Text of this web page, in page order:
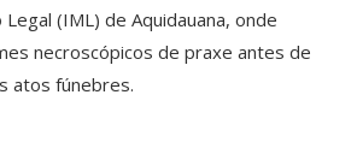
(IML) de Aquidauana, onde
necroscópicos de praxe antes de
atos fúnebres.